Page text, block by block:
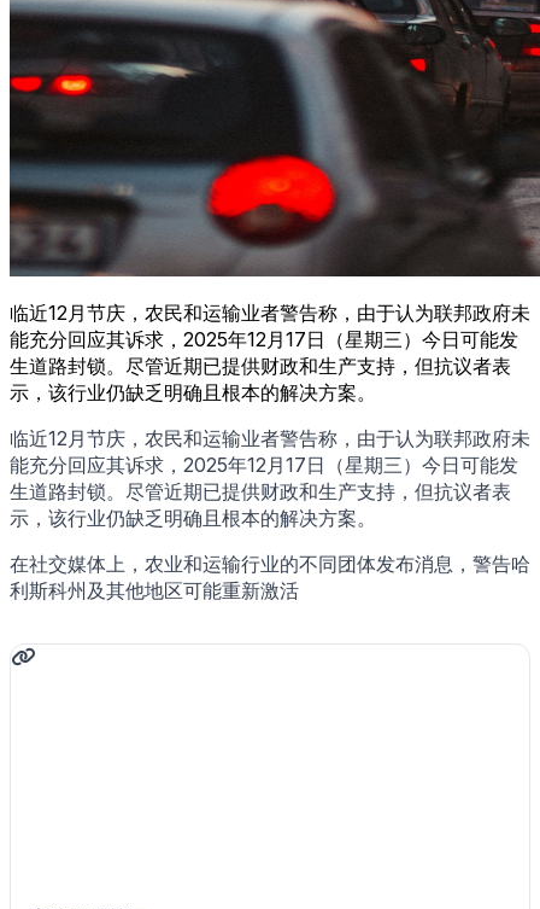
临近12月节庆，农民和运输业者警告称，由于认为联邦政府未
能充分回应其诉求，2025年12月17日（星期三）今日可能发
生道路封锁。尽管近期已提供财政和生产支持，但抗议者表
示，该行业仍缺乏明确且根本的解决方案。
临近12月节庆，农民和运输业者警告称，由于认为联邦政府未
能充分回应其诉求，2025年12月17日（星期三）今日可能发
生道路封锁。尽管近期已提供财政和生产支持，但抗议者表
示，该行业仍缺乏明确且根本的解决方案。
在社交媒体上，农业和运输行业的不同团体发布消息，警告哈
利斯科州及其他地区可能重新激活